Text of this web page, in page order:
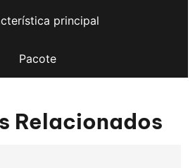
principal
Pacote
Relacionados